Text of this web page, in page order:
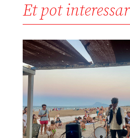
Et pot interessar